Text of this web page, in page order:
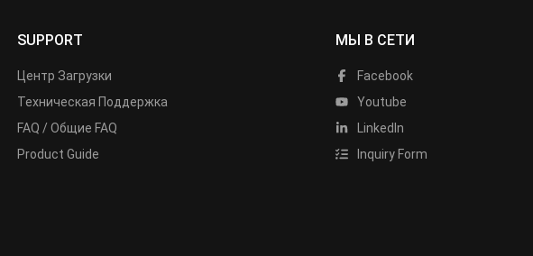
SUPPORT
Центр Загрузки
Техническая Поддержка
FAQ / Общие FAQ
Product Guide
МЫ В СЕТИ
Facebook
Youtube
LinkedIn
Inquiry Form